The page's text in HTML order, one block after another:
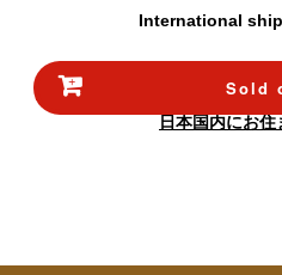
International
Sold
日本国内にお住